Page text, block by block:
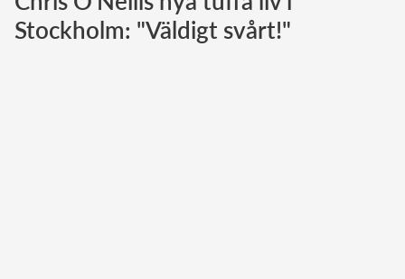
Norska kungahuset
Stockholm: "Väldigt svårt!"